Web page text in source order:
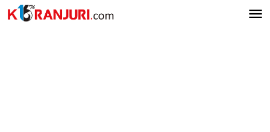
Lewati
ke